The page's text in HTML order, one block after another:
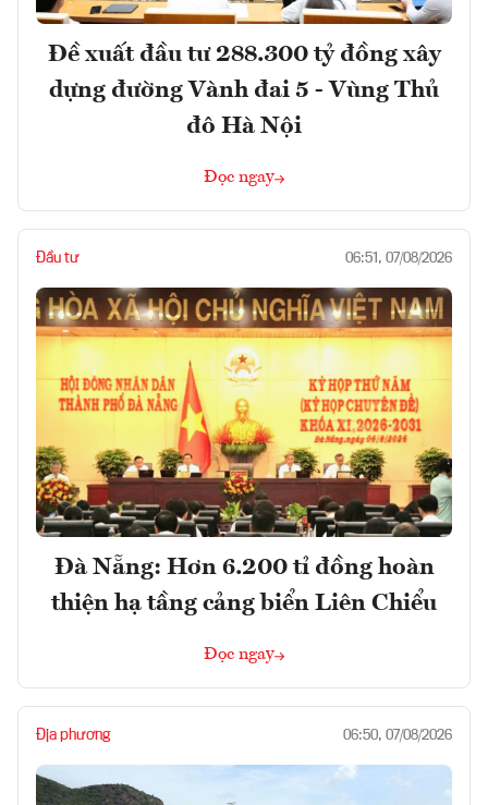
Đề xuất đầu tư 288.300 tỷ đồng xây
dựng đường Vành đai 5 - Vùng Thủ
đô Hà Nội
Đọc ngay
Đầu tư 06:51, 07/08/2026
Đà Nẵng: Hơn 6.200 tỉ đồng hoàn
thiện hạ tầng cảng biển Liên Chiểu
Đọc ngay
Địa phương 06:50, 07/08/2026